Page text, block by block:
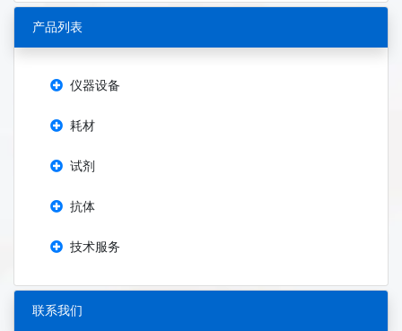
产品列表
仪器设备
耗材
试剂
抗体
技术服务
联系我们